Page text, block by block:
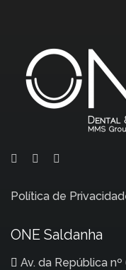
Política de
ONE Saldanha
Av. da República